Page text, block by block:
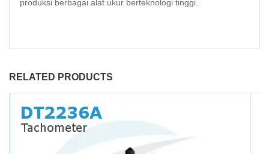
produksi berbagai alat ukur berteknologi tinggi.
RELATED PRODUCTS